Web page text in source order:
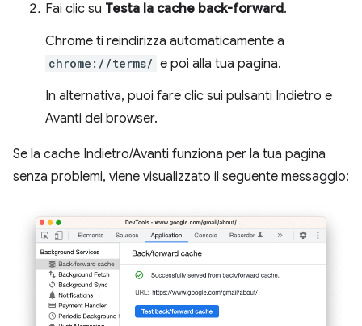
Fai clic su Testa la cache back-forward.
Chrome ti reindirizza automaticamente a
chrome://terms/ e poi alla tua pagina.
In alternativa, puoi fare clic sui pulsanti Indietro e
Avanti del browser.
Se la cache Indietro/Avanti funziona per la tua pagina
senza problemi, viene visualizzato il seguente messaggio: